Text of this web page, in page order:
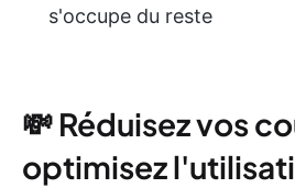
s'occupe du reste
💸 Réduisez vos
optimisez